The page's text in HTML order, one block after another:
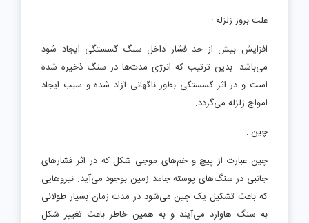
علت بروز زلزله :
افزایش بیش از حد فشار داخل سنگ گسستگی ایجاد شود
می‌باشد. بدین ترتیب که انرژی مدت‌ها در سنگ ذخیره شده
است و در اثر گسستگی بطور ناگهانی آزاد شده و سبب ایجاد
امواج زلزله می‌گردد.
چین :
چین عبارت از پیچ و خم‌های موجی شکل که در اثر فشارهای
جانبی در سنگ‌های پوسته جامد زمین بوجود می‌آید. نیروهایی
که باعث تشکیل یک چین می‌شود در مدت زمان بسیار طولانی
به سنگ هاوارد می‌آیند و به همین خاطر باعث تغییر شکل